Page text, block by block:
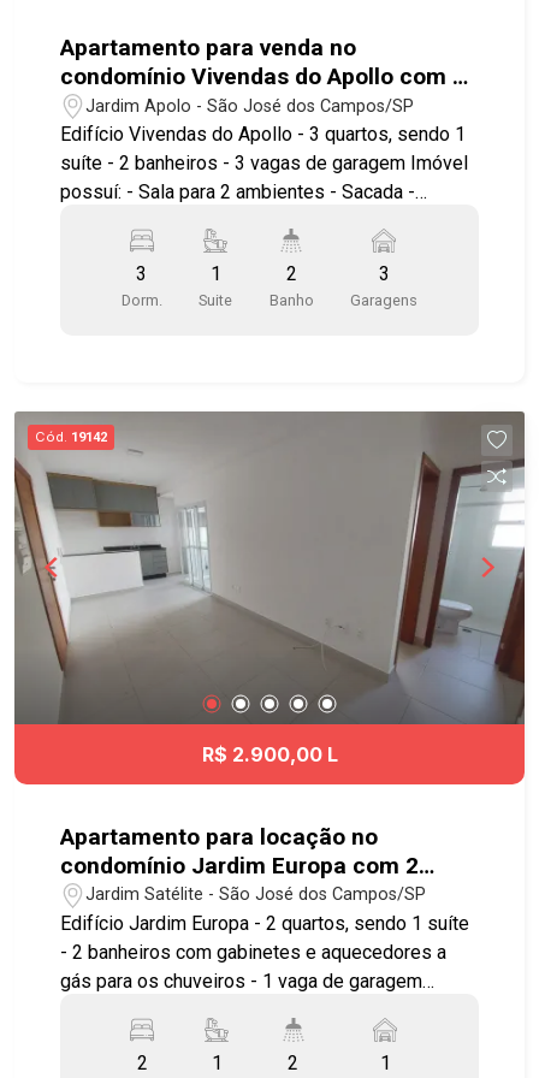
Apartamento para venda no
condomínio Vivendas do Apollo com 3
quartos sendo 1 suíte - 77,23 m² - No
bairro Jardim Apolo - SJC
Jardim Apolo - São José dos Campos/SP
Edifício Vivendas do Apollo - 3 quartos, sendo 1
suíte - 2 banheiros - 3 vagas de garagem Imóvel
possuí: - Sala para 2 ambientes - Sacada -
Aquecimento a gás Lazer com piscina com raia
olímpica, piscina infantil, 3 salões de festas,
quiosque, churrasqueira com forno de pizza,
Poliedro, Colégio Anglo Cassiano Ricardo,
Parque Vicentina Aranha, Hospital Vivalle e
Hospital Esplanada. Fácil acesso às Avenidas
São João, Heitor Villa-Lobos e Jorge Zarur, além
da Via Oeste, Anel Viário e Rodovia Presidente
Dutra, proporcionando rápido deslocamento para
todas as regiões da cidade. Agende já sua visita!
#imobiliaria #geraçãoimóveis #aptovenda
#aptovendaSJC #JardimApolo #aceitapet
#elevador
3
Dorm.
1
Suite
2
Banho
3
Garagens
Cód. 19142
R$ 2.900,00 L
Apartamento para locação no
condomínio Jardim Europa com 2
quartos sendo 1 suíte - 63 m² - Jardim
Satélite - SJC
Jardim Satélite - São José dos Campos/SP
Edifício Jardim Europa - 2 quartos, sendo 1 suíte
- 2 banheiros com gabinetes e aquecedores a
gás para os chuveiros - 1 vaga de garagem
- Cozinha Armários na cozinha e área de serviço -
Preparação para ar condicionado na suíte e
2 1 2 1